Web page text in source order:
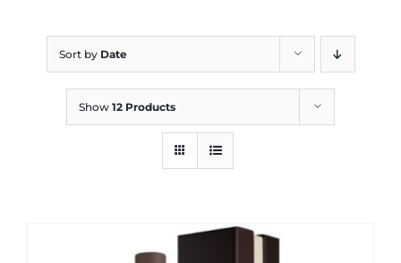
Sort by Date
Show 12 Products